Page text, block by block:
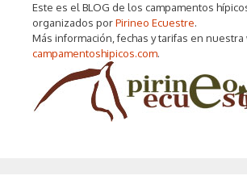
Este es el BLOG de los campamentos
organizados porPirineo Ecuestre.
Más información, fechas y tarifas en nuestra
campamentoshipicos.com.